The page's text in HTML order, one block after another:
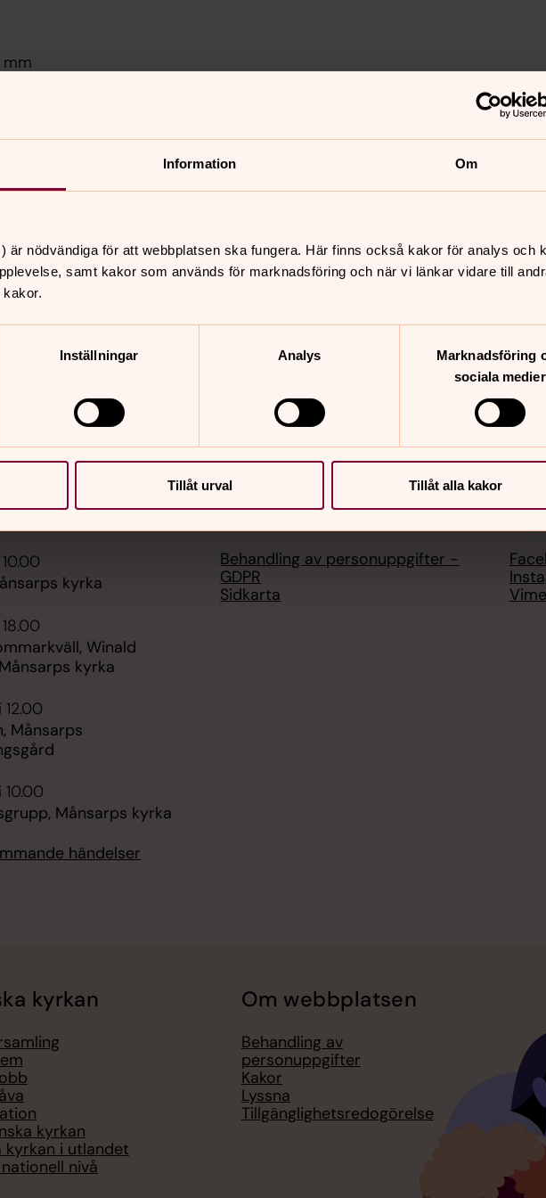
Information Om
är nödvändiga för att webbplatsen ska fungera. Här finns också kakor för analys och
samt kakor som används för marknadsföring och när vi länkar vidare till
Inställningar Analys
Marknadsföring
sociala medier
Tillåt urval Tillåt alla kakor
mm
Lule är präst
kyrka
Winald
kyrka
12.00
Månsarps
10.00
Månsarps kyrka
händelser
Behandling av personuppgifter -
GDPR
Sidkarta
kyrkan
kyrkan
kyrkan i utlandet
nivå
Om webbplatsen
Behandling av
personuppgifter
Kakor
Lyssna
Tillgänglighetsredogörelse